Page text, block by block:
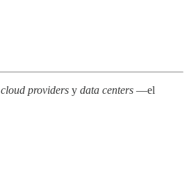
cloud providers y data centers —el